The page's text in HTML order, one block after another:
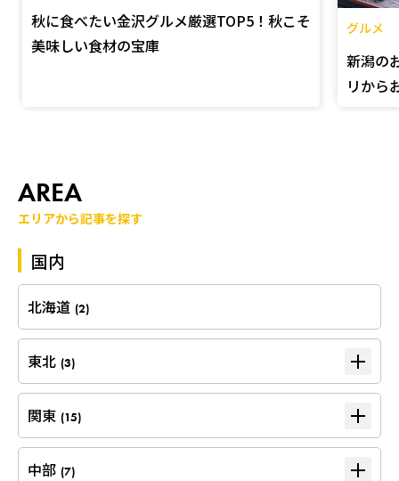
秋に食べたい金沢グルメ厳選TOP5！秋こそ
美味しい食材の宝庫
グルメ
新潟の
リから
AREA
エリアから記事を探す
国内
北海道 (2)
東北 (3)
関東 (15)
中部 (7)